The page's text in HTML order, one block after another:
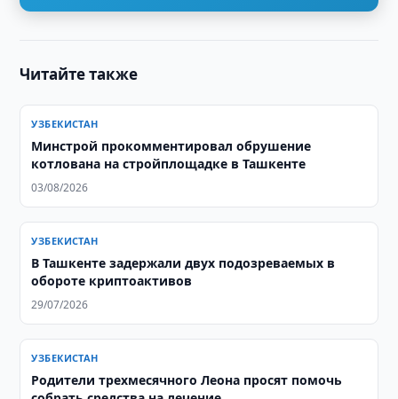
Читайте также
УЗБЕКИСТАН
Минстрой прокомментировал обрушение
котлована на стройплощадке в Ташкенте
03/08/2026
УЗБЕКИСТАН
В Ташкенте задержали двух подозреваемых в
обороте криптоактивов
29/07/2026
УЗБЕКИСТАН
Родители трехмесячного Леона просят помочь